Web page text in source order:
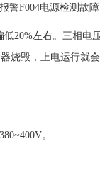
警F004电源检测故
20%左右。三相
烧毁，上电运行就
。